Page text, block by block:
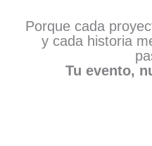
Porque cada
y cada historia
Tu evento,